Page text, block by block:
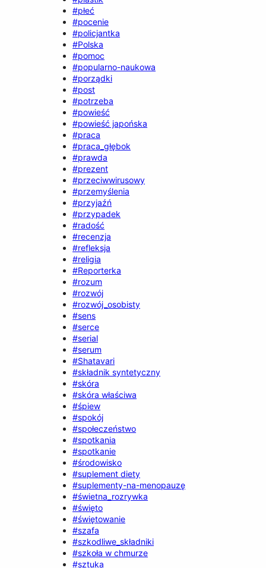
#płeć
#pocenie
#policjantka
#Polska
#pomoc
#popularno-naukowa
#porządki
#post
#potrzeba
#powieść
#powieść japońska
#praca
#praca_głębok
#prawda
#prezent
#przeciwwirusowy
#przemyślenia
#przyjaźń
#przypadek
#radość
#recenzja
#refleksja
#religia
#Reporterka
#rozum
#rozwój
#rozwój_osobisty
#sens
#serce
#serial
#serum
#Shatavari
#składnik syntetyczny
#skóra
#skóra właściwa
#śpiew
#spokój
#społeczeństwo
#spotkania
#spotkanie
#środowisko
#suplement diety
#suplementy-na-menopauzę
#świetna_rozrywka
#święto
#świętowanie
#szafa
#szkodliwe_składniki
#szkoła w chmurze
#sztuka